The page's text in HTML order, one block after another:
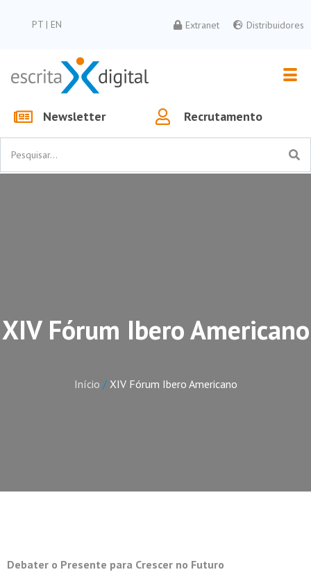
PT | EN Extranet Distribuidores
Newsletter Recrutamento
XIV Fórum Ibero Americano
Início / XIV Fórum Ibero Americano
Debater o Presente para Crescer no Futuro